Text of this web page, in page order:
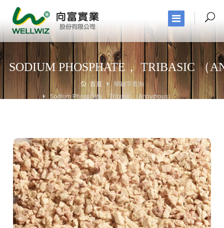
SODIUM PHOSPHATE， TRIBASIC （
首頁
關鍵字查詢
Sodium Phosphate， Tribasic （Anhydrous）